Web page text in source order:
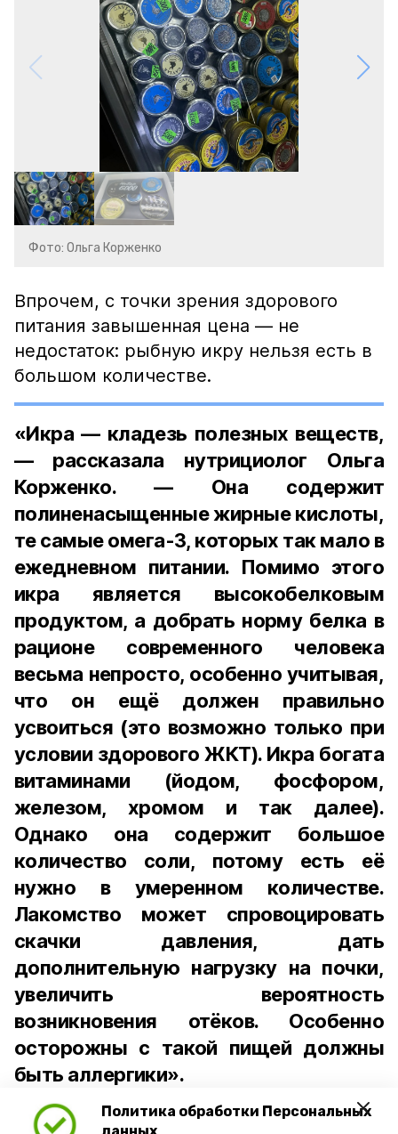
Политика обработки Персональных
Фото: Ольга Корженко
Впрочем, с точки зрения здорового
питания завышенная цена — не
недостаток: рыбную икру нельзя есть в
большом количестве.
«Икра — кладезь полезных веществ,
— рассказала нутрициолог Ольга
Корженко. — Она содержит
полиненасыщенные жирные кислоты,
те самые омега-3, которых так мало в
ежедневном питании. Помимо этого
икра является высокобелковым
продуктом, а добрать норму белка в
рационе современного человека
весьма непросто, особенно учитывая,
что он ещё должен правильно
усвоиться (это возможно только при
условии здорового ЖКТ). Икра богата
витаминами (йодом, фосфором,
железом, хромом и так далее).
Однако она содержит большое
количество соли, потому есть её
нужно в умеренном количестве.
Лакомство может спровоцировать
скачки давления, дать
дополнительную нагрузку на почки,
увеличить вероятность
возникновения отёков. Особенно
осторожны с такой пищей должны
быть аллергики».
Для взрослого человека безопасной